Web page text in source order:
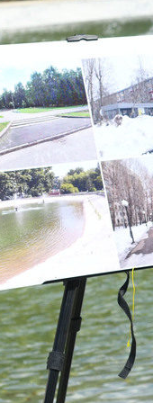
в
и
Ильсур
На
Олег
Дима